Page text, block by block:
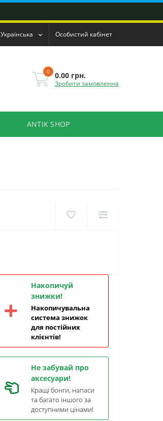
Українська Особистий кабінет
0 0.00 грн.
Зробити замовлення
ANTIK SHOP
Накопичуй
знижки!
Накопичувальна
система знижок
для постійних
клієнтів!
Не забувай про
аксесуари!
Кращі бонги, напаси
та багато іншого за
доступними цінами!